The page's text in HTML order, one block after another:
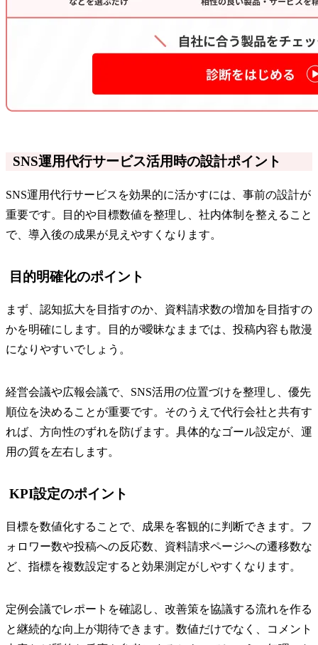
SNS運用代行サービス活用時の設計ポイント
SNS運用代行サービスを効果的に活かすには、事前の設計が
重要です。目的や目標数値を整理し、社内体制を整えること
で、導入後の成果が見えやすくなります。
目的明確化のポイント
まず、認知拡大を目指すのか、資料請求数の増加を目指すの
かを明確にします。目的が曖昧なままでは、投稿内容も散漫
になりやすいでしょう。
経営会議や広報会議で、SNS活用の位置づけを整理し、優先
順位を決めることが重要です。そのうえで代行会社と共有す
れば、方向性のずれを防げます。具体的なゴール設定が、運
用の質を左右します。
KPI設定のポイント
目標を数値化することで、成果を客観的に判断できます。フ
ォロワー数や投稿への反応数、資料請求ページへの遷移数な
ど、指標を複数設定すると効果測定がしやすくなります。
定例会議でレポートを確認し、改善策を協議する流れを作る
と継続的な向上が期待できます。数値だけでなく、コメント